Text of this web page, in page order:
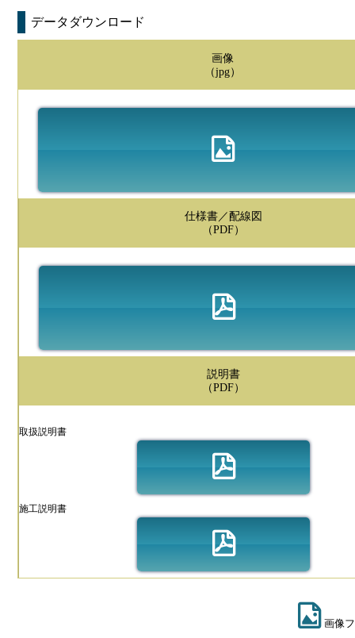
データダウンロード
画像
（jpg）
仕様書／配線図
（PDF）
説明書
（PDF）
取扱説明書
施工説明書
画像